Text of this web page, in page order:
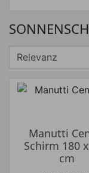
Hersteller
Produkte
Manutti
Schirm 180
cm